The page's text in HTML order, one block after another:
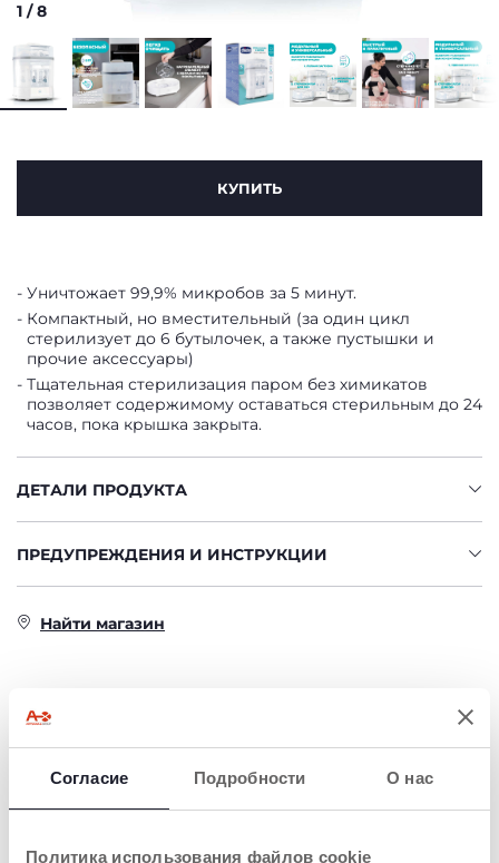
Согласие Подробности О нас
Политика использования файлов cookie
1 /8
КУПИТЬ
Уничтожает 99,9% микробов за 5 минут.
Компактный, но вместительный (за один цикл
стерилизует до 6 бутылочек, а также пустышки и
прочие аксессуары)
Тщательная стерилизация паром без химикатов
позволяет содержимому оставаться стерильным до 24
часов, пока крышка закрыта.
ДЕТАЛИ ПРОДУКТА
ПРЕДУПРЕЖДЕНИЯ И ИНСТРУКЦИИ
Найти магазин